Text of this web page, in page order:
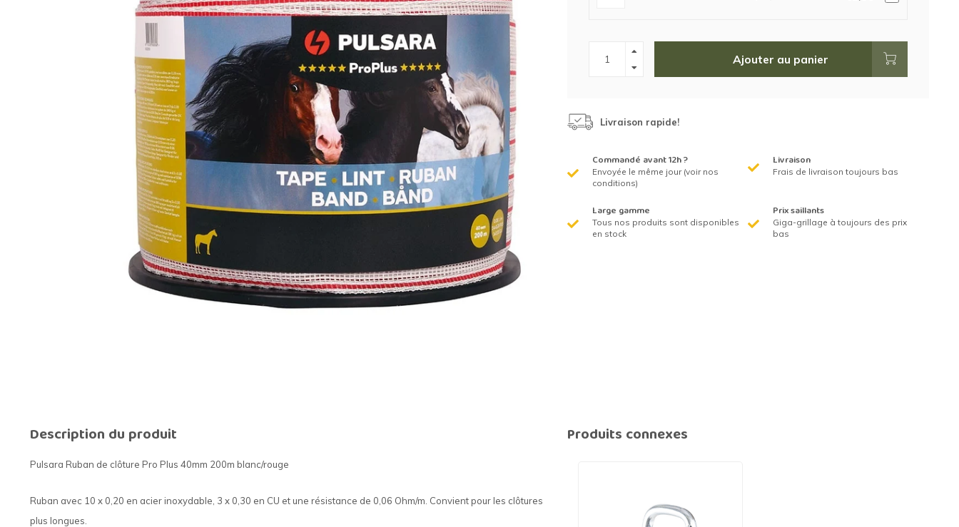
Bordure grillage
Fil de serrage
Grillage à chevaux
Grillage de rats
Grillage de blaireaux
Tapis en roseaux
Clôture électriques
Fil de barbelé
Filets de protection jardin
Ajouter au panier
Livraison rapide!
Commandé avant 12h ?
Envoyée le même jour (voir nos
conditions)
Livraison
Frais de livraison toujours bas
Large gamme
Tous nos produits sont disponibles
en stock
Prix saillants
Giga-grillage à toujours des prix
bas
Description du produit
Pulsara Ruban de clôture Pro Plus 40mm 200m blanc/rouge
Ruban avec 10 x 0,20 en acier inoxydable, 3 x 0,30 en CU et une résistance de 0,06 Ohm/m. Convient pour les clôtures
plus longues.
Produits connexes